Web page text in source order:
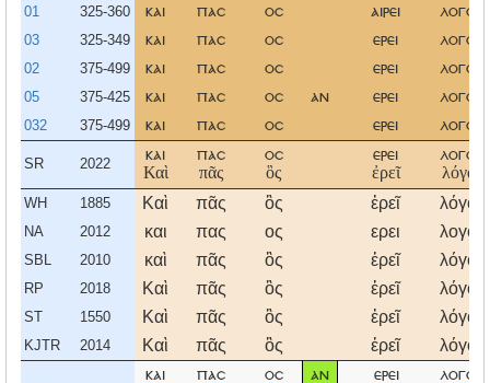
01 325-360 και πασ οσ αιρει λογον
03 325-349 και πασ οσ ερει λογον
02 375-499 και πασ οσ ερει λογο
05 375-425 και πασ οσ αν ερει λογον
032 375-499 και πασ οσ ερει λογον
SR 2022
και
Καὶ
πασ
πᾶς
οσ
ὃς
ερει
ἐρεῖ
λογον
λόγον
WH 1885 Καὶ πᾶς ὃς ἐρεῖ λόγον
NA 2012 και πας ος ερει λογον
SBL 2010 καὶ πᾶς ὃς ἐρεῖ λόγον
RP 2018 Καὶ πᾶς ὃς ἐρεῖ λόγον
ST 1550 Καὶ πᾶς ὃς ἐρεῖ λόγον
KJTR 2014 Καὶ πᾶς ὃς ἐρεῖ λόγον
και πασ οσ αν ερει λογον